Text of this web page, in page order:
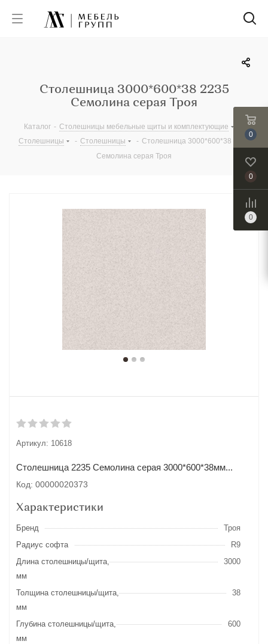
Столешница 3000*600*38 2235
Cемолина серая Троя
Каталог - Столешницы мебельные щиты и комплектующие
Столешницы
- Столешницы - Столешница 3000*600*38 2235
Cемолина серая Троя
Артикул: 10618
Столешница 2235 Cемолина серая 3000*600*38мм...
Код: 00000020373
Характеристики
Бренд
Троя
Радиус софта
R9
Длина столешницы/щита,
мм
3000
Толщина столешницы/щита,
мм
38
Глубина столешницы/щита,
мм
600
0
0
0